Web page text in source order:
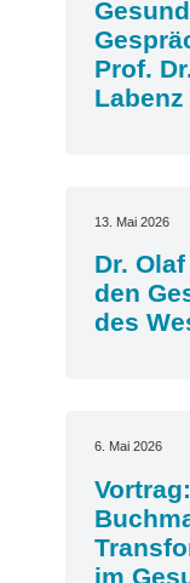
Prof.
Labenz
13. Mai 2026
Dr.
den
des
6. Mai 2026
im